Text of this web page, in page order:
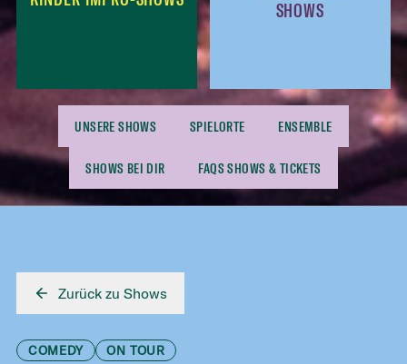
SHOWS
UNSERE SHOWS SPIELORTE ENSEMBLE
SHOWS BEI DIR FAQS SHOWS & TICKETS
Zurück zu Shows
COMEDY ON TOUR